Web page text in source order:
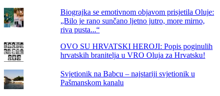
Biograjka se emotivnom objavom prisjetila Oluje:
„Bilo je rano sunčano ljetno jutro, more mirno,
riva pusta...“
OVO SU HRVATSKI HEROJI: Popis poginulih
hrvatskih branitelja u VRO Oluja za Hrvatsku!
Svjetionik na Babcu – najstariji svjetionik u
Pašmanskom kanalu